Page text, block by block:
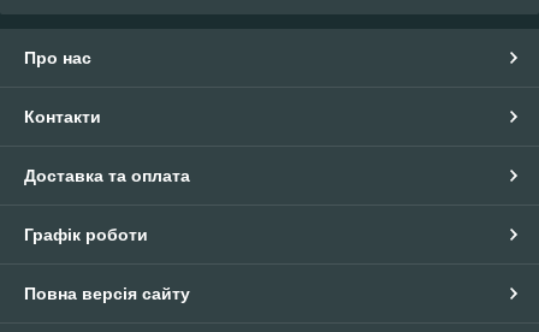
Про нас
Контакти
Доставка та оплата
Графік роботи
Повна версія сайту